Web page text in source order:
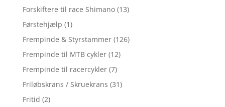
Forskiftere til race Shimano (13)
Førstehjælp (1)
Frempinde & Styrstammer (126)
Frempinde til MTB cykler (12)
Frempinde til racercykler (7)
Friløbskrans / Skruekrans (31)
Fritid (2)